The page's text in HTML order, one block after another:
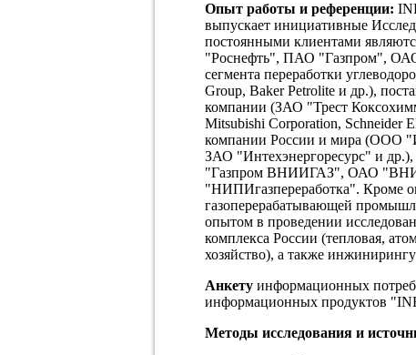
Опыт работы и референции:
выпускает инициативные
постоянными клиентами
"Роснефть", ПАО "Газпром",
сегмента переработки
Group, Baker Petrolite и др.),
компании (ЗАО "Трест
Mitsubishi Corporation,
компании России и мира
ЗАО "Интехэнергоресурс" и
"Газпром ВНИИГАЗ", ОАО
"НИПИгазпереработка". Кроме
газоперерабатывающей
опытом в проведении
комплекса России (тепловая,
хозяйство), а также
Анкету информационных
информационных продуктов
Методы исследования и